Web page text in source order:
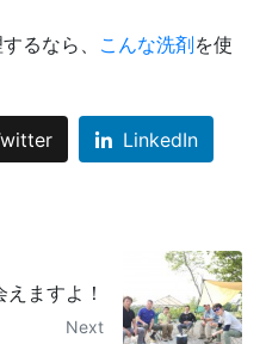
るなら、 こんな洗剤を使
LinkedIn
ますよ！
Next